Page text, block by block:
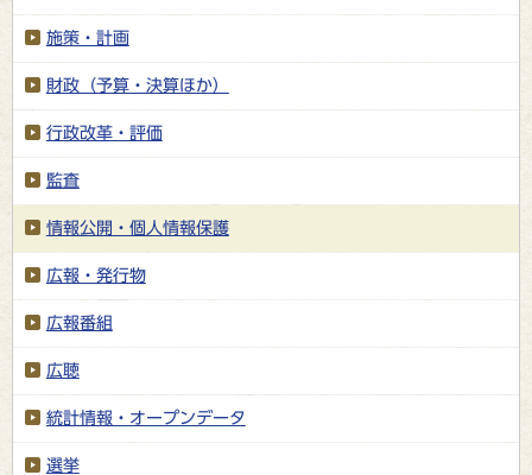
施策・計画
財政（予算・決算ほか）
行政改革・評価
監査
情報公開・個人情報保護
広報・発行物
広報番組
広聴
統計情報・オープンデータ
選挙